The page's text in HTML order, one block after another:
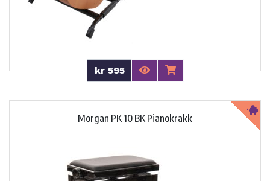
kr 595
Morgan PK 10 BK Pianokrakk